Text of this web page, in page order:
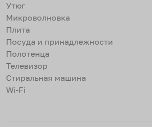
Утюг
Микроволновка
Плита
Посуда и принадлежности
Полотенца
Телевизор
Стиральная машина
Wi-Fi